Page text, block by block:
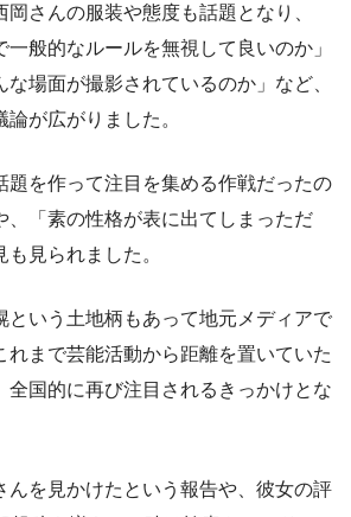
岡さんの服装や態度も話題となり、
一般的なルールを無視して良いのか」
な場面が撮影されているのか」など、
が広がりました。
題を作って注目を集める作戦だったの
、「素の性格が表に出てしまっただ
見られました。
という土地柄もあって地元メディアで
れまで芸能活動から距離を置いていた
全国的に再び注目されるきっかけとな
んを見かけたという報告や、彼女の評